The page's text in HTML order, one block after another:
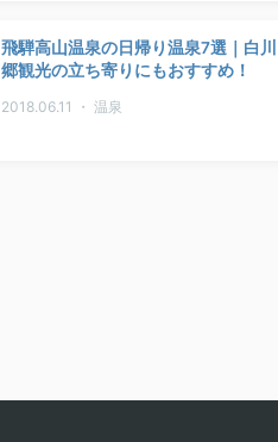
飛騨高山温泉の日帰り温泉7選｜白川
郷観光の立ち寄りにもおすすめ！
2018.06.11 ・ 温泉